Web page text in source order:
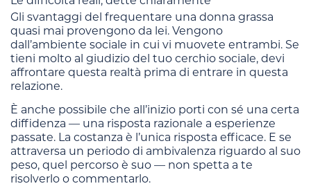
Gli svantaggi del frequentare una donna grassa
quasi mai provengono da lei. Vengono
dall’ambiente sociale in cui vi muovete entrambi. Se
tieni molto al giudizio del tuo cerchio sociale, devi
affrontare questa realtà prima di entrare in questa
relazione.
È anche possibile che all’inizio porti con sé una certa
diffidenza — una risposta razionale a esperienze
passate. La costanza è l’unica risposta efficace. E se
attraversa un periodo di ambivalenza riguardo al suo
peso, quel percorso è suo — non spetta a te
risolverlo o commentarlo.